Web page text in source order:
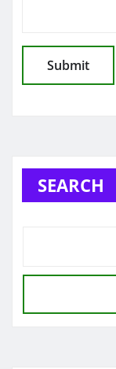
SEARCH